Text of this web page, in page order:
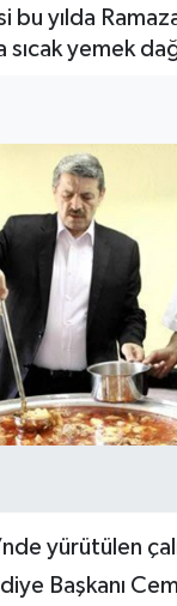
bu yılda
yemek
yürütülen
Başkanı